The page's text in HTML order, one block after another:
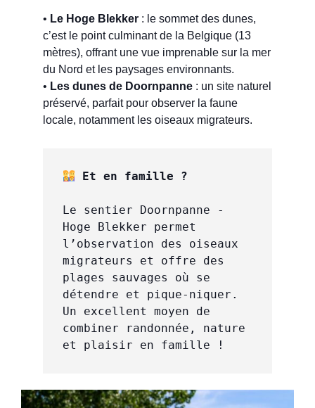
• Le Hoge Blekker : le sommet des dunes,
c’est le point culminant de la Belgique (13
mètres), offrant une vue imprenable sur la mer
du Nord et les paysages environnants.
• Les dunes de Doornpanne : un site naturel
préservé, parfait pour observer la faune
locale, notamment les oiseaux migrateurs.
Et en famille ?
Le sentier Doornpanne -
Hoge Blekker permet
l’observation des oiseaux
migrateurs et offre des
plages sauvages où se
détendre et pique-niquer.
Un excellent moyen de
combiner randonnée, nature
et plaisir en famille !